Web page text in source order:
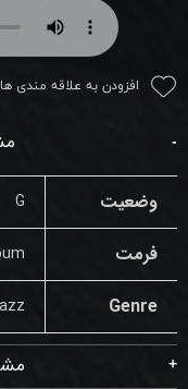
افزودن به علاقه مندی ها
وضعیت G
فرمت
Genre